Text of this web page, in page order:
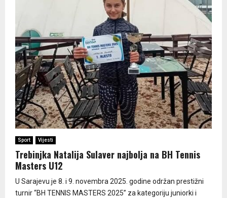
Sport Vijesti
Trebinjka Natalija Sulaver najbolja na BH Tennis
Masters U12
U Sarajevu je 8. i 9. novembra 2025. godine održan prestižni
turnir “BH TENNIS MASTERS 2025” za kategoriju juniorki i